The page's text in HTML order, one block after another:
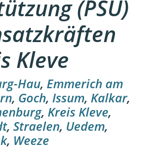
(PSU)
Kleve
Hau, Emmerich am
, Goch, Issum, Kalkar,
, Kreis Kleve,
, Straelen, Uedem,
, Weeze